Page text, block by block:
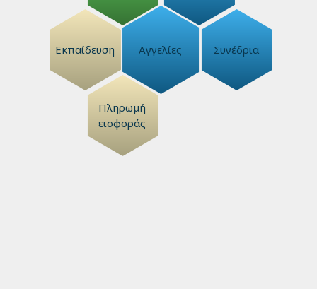
Εκπαίδευση Αγγελίες Συνέδρια
Πληρωμή
εισφοράς